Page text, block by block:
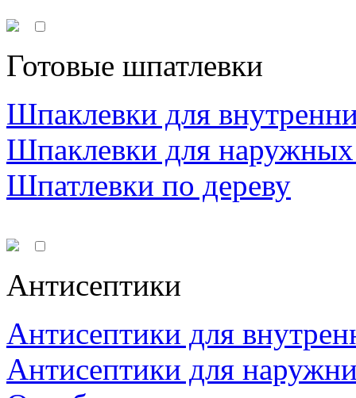
Готовые шпатлевки
Шпаклевки для
Шпаклевки для наружных
Шпатлевки по дереву
Антисептики
Антисептики для
Антисептики для